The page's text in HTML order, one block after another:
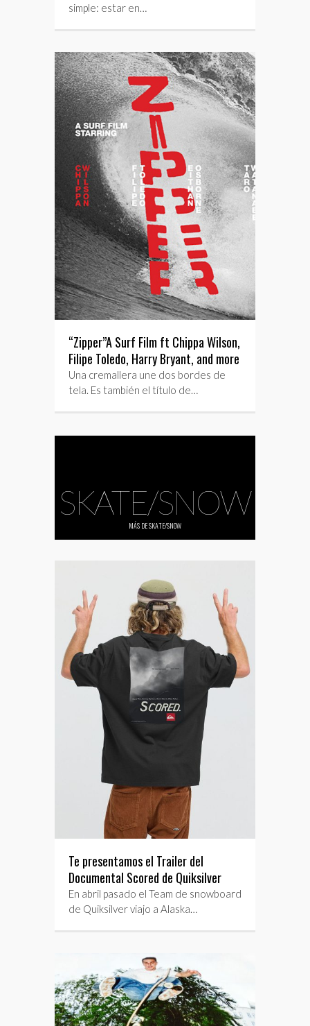
simple: estar en…
“Zipper”A Surf Film ft Chippa Wilson,
Filipe Toledo, Harry Bryant, and more
Una cremallera une dos bordes de
tela. Es también el título de…
SKATE/SNOW
MÁS DESKATE/SNOW
Te presentamos el Trailer del
Documental Scored de Quiksilver
En abril pasado el Team de snowboard
de Quiksilver viajo a Alaska…